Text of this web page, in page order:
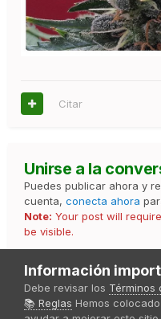
Citar
Unirse a la
Puedes publicar ahora y
cuenta, conecta ahora
Note: Your post will
be visible.
Responder a esta
Información
Debe revisar los Términos
📚 Reglas Hemos colocado